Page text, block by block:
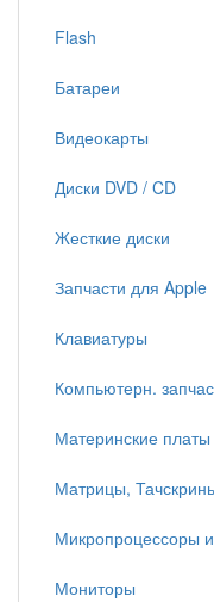
Flash
Батареи
Видеокарты
Диски DVD / CD
Жесткие диски
Запчасти для Apple
Клавиатуры
Компьютерн.
Материнские платы
Матрицы,
Микропроцессоры
Мониторы